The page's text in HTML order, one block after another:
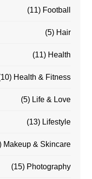
Football
(11)
Hair
(5)
Health
(11)
Health & Fitness
(10)
Life & Love
(5)
Lifestyle
(13)
Makeup & Skincare
Photography
(15)